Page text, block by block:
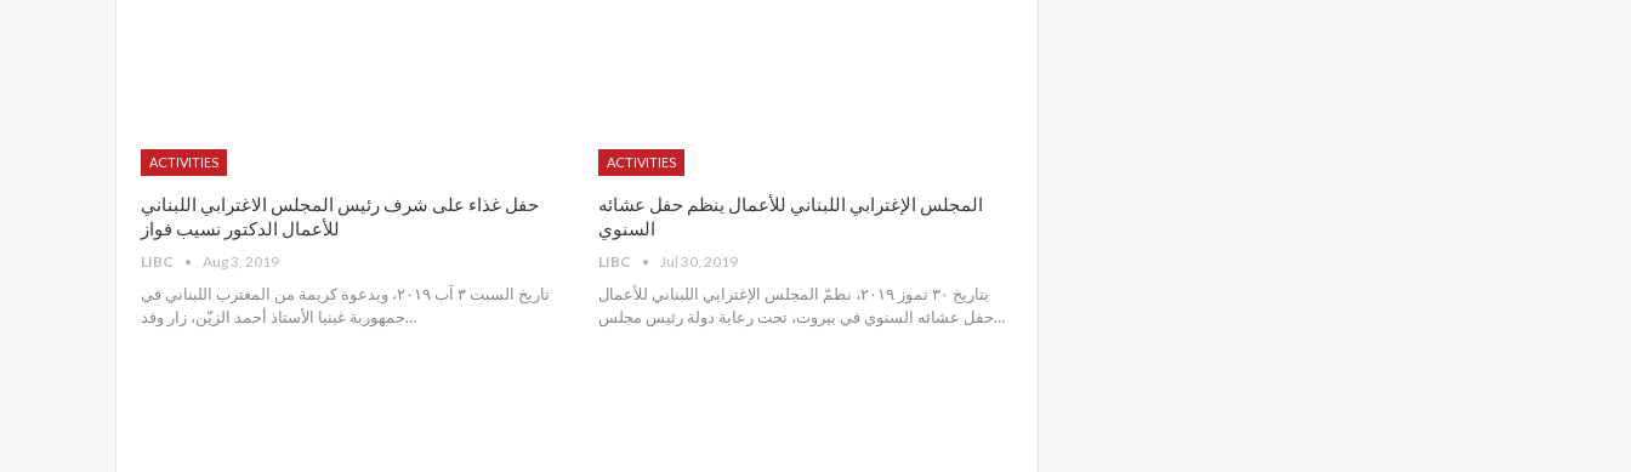
ACTIVITIES
حفل غذاء على شرف رئيس المجلس الاغترابي اللبناني
للأعمال الدكتور نسيب فواز
LIBC Aug 3, 2019
تاريخ السبت ٣ آب ٢٠١٩، وبدعوة كريمة من المغترب اللبناني في
جمهورية غينيا الأستاذ أحمد الزيّن، زار وفد…
ACTIVITIES
المجلس الإغترابي اللبناني للأعمال ينظم حفل عشائه
السنوي
LIBC Jul 30, 2019
بتاريخ ٣٠ تموز ٢٠١٩، نظمّ المجلس الإغترابي اللبناني للأعمال
حفل عشائه السنوي في بيروت، تحت رعاية دولة رئيس مجلس…